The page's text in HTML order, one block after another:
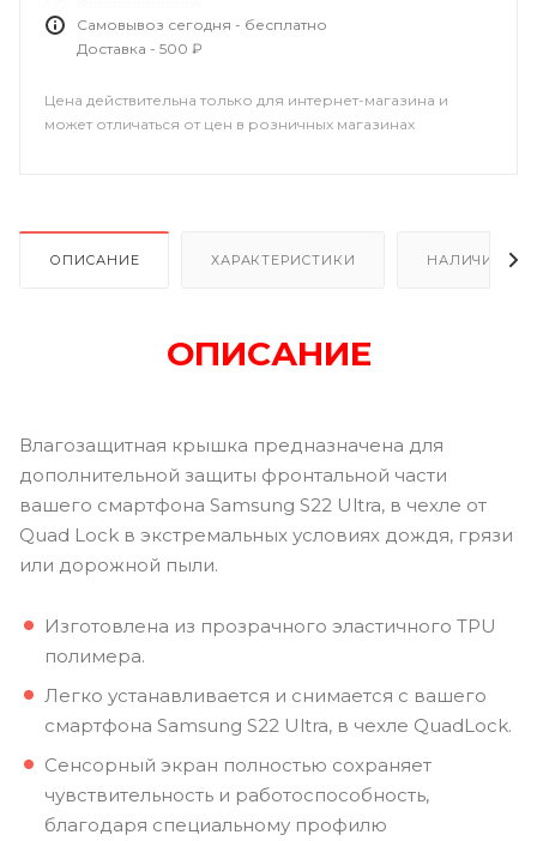
Самовывоз сегодня - бесплатно
Доставка - 500 ₽
Цена действительна только для интернет-магазина и
может отличаться от цен в розничных магазинах
ОПИСАНИЕ ХАРАКТЕРИСТИКИ НАЛИЧИЕ
ОПИСАНИЕ
Влагозащитная крышка предназначена для
дополнительной защиты фронтальной части
вашего смартфона Samsung S22 Ultra, в чехле от
Quad Lock в экстремальных условиях дождя, грязи
или дорожной пыли.
Изготовлена из прозрачного эластичного TPU
полимера.
Легко устанавливается и снимается с вашего
смартфона Samsung S22 Ultra, в чехле QuadLock.
Сенсорный экран полностью сохраняет
чувствительность и работоспособность,
благодаря специальному профилю